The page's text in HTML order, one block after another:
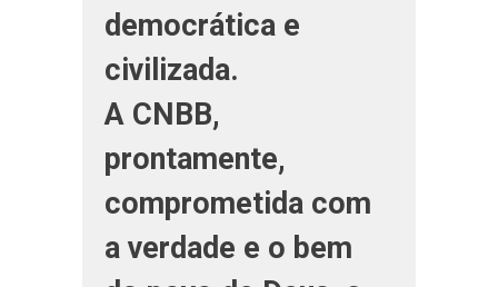
democrática e
civilizada.
A CNBB,
prontamente,
comprometida com
a verdade e o bem